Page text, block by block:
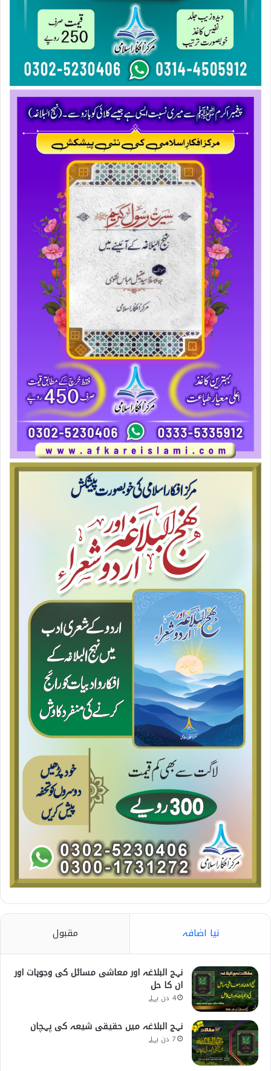
نیا اضافہ مقبول
نہج البلاغہ اور معاشی مسائل کی وجوہات اور
ان کا حل
4 دن پہلے
نہج البلاغہ میں حقیقی شیعہ کی پہچان
7 دن پہلے